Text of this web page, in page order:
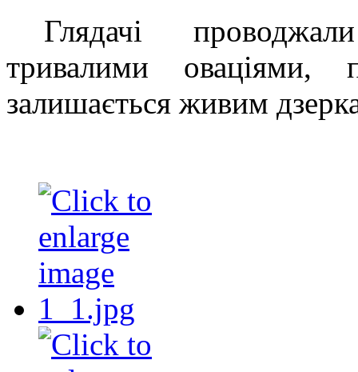
Глядачі
тривалими оваціями,
залишається живим